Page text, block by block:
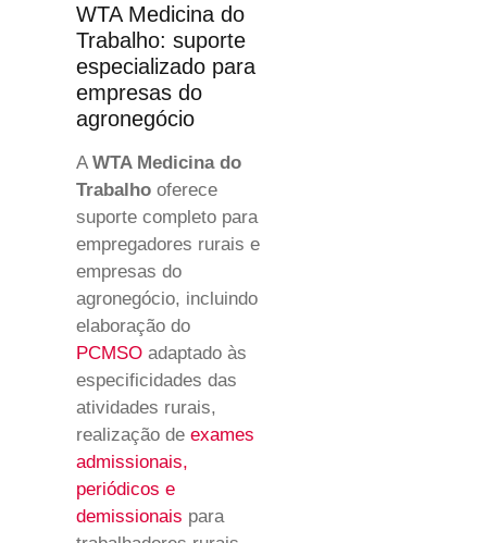
WTA Medicina do
Trabalho: suporte
especializado para
empresas do
agronegócio
A WTA Medicina do
Trabalho oferece
suporte completo para
empregadores rurais e
empresas do
agronegócio, incluindo
elaboração do
PCMSO adaptado às
especificidades das
atividades rurais,
realização de exames
admissionais,
periódicos e
demissionais para